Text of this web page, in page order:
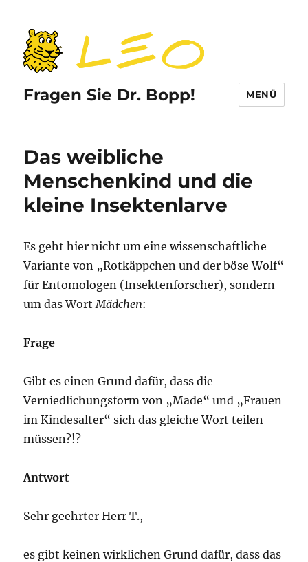
Fragen Sie Dr. Bopp! MENÜ
Das weibliche
Menschenkind und die
kleine Insektenlarve
Es geht hier nicht um eine wissenschaftliche
Variante von „Rotkäppchen und der böse Wolf“
für Entomologen (Insektenforscher), sondern
um das WortMädchen:
Frage
Gibt es einen Grund dafür, dass die
Verniedlichungsform von „Made“ und „Frauen
im Kindesalter“ sich das gleiche Wort teilen
müssen?!?
Antwort
Sehr geehrter Herr T.,
es gibt keinen wirklichen Grund dafür, dass das